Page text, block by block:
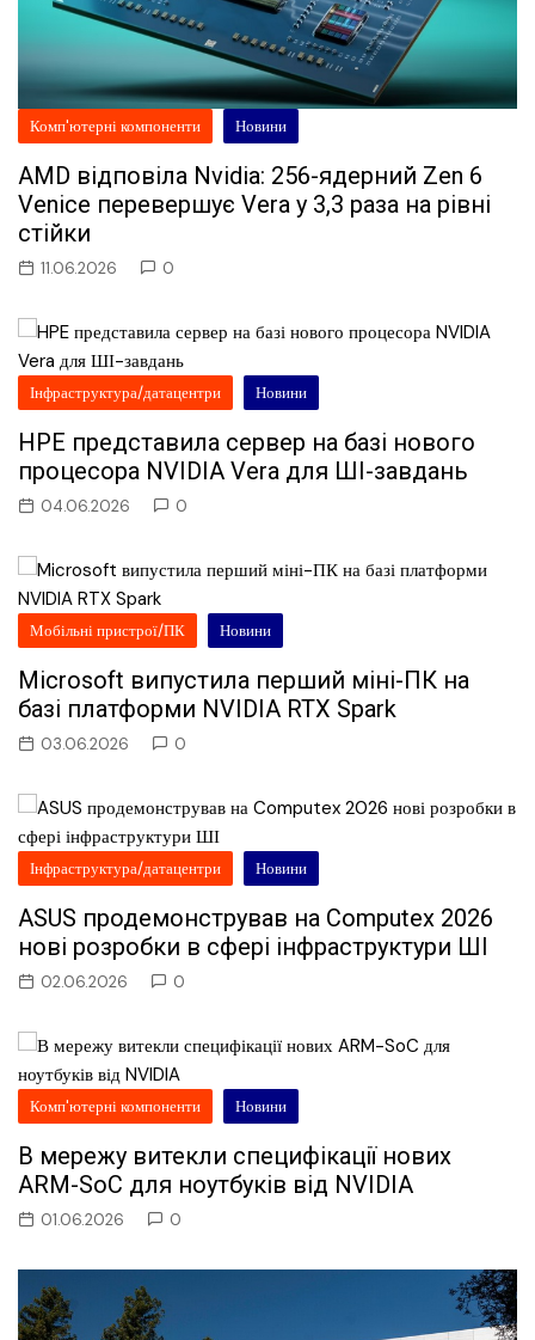
Комп'ютерні компоненти Новини
AMD відповіла Nvidia: 256-ядерний Zen 6
Venice перевершує Vera у 3,3 раза на рівні
стійки
11.06.2026 0
Інфраструктура/датацентри Новини
HPE представила сервер на базі нового
процесора NVIDIA Vera для ШІ-завдань
04.06.2026 0
Мобільні пристрої/ПК Новини
Microsoft випустила перший міні-ПК на
базі платформи NVIDIA RTX Spark
03.06.2026 0
Інфраструктура/датацентри Новини
ASUS продемонстрував на Computex 2026
нові розробки в сфері інфраструктури ШІ
02.06.2026 0
Комп'ютерні компоненти Новини
В мережу витекли специфікації нових
ARM-SoC для ноутбуків від NVIDIA
01.06.2026 0